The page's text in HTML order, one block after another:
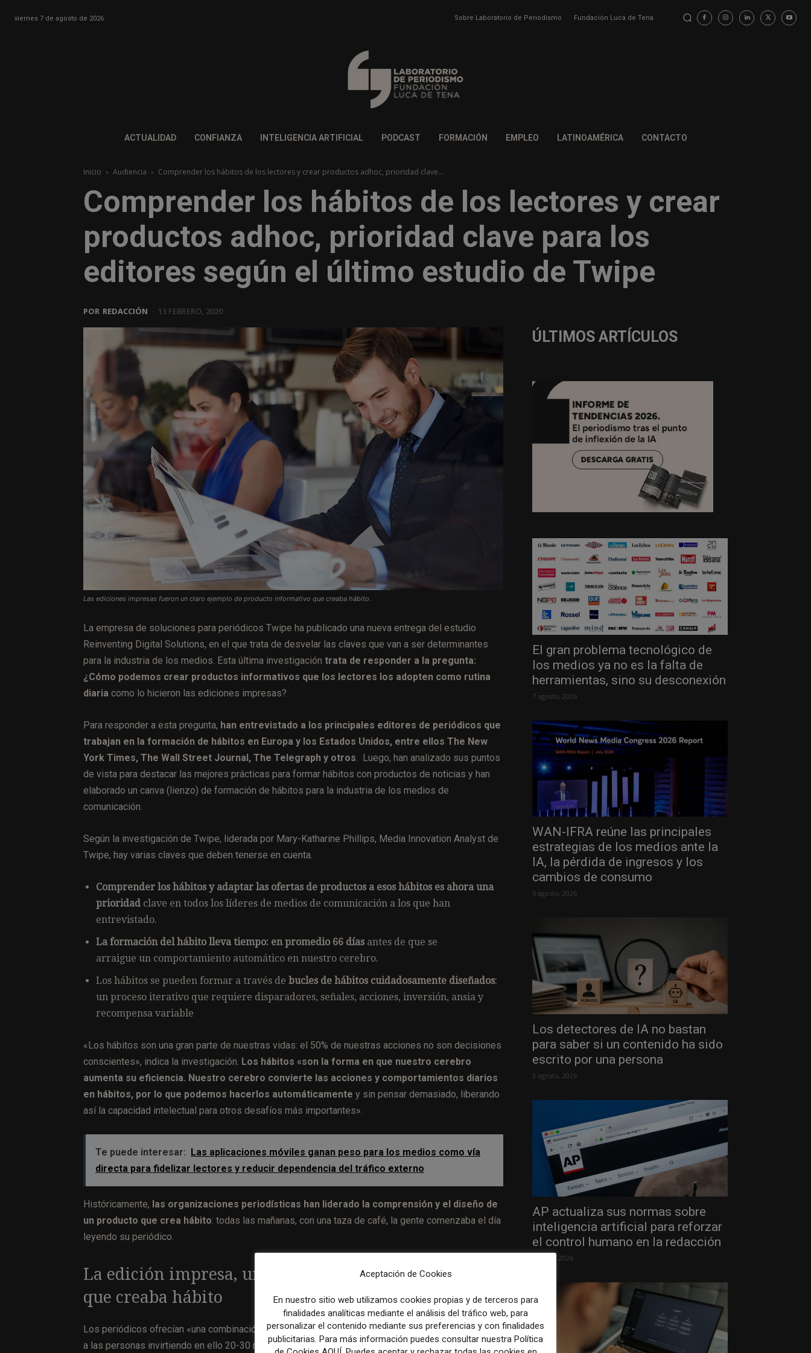
viernes 7 de agosto de 2026 Sobre Laboratorio de Periodismo Fundación Luca de Tena
ACTUALIDAD CONFIANZA INTELIGENCIA ARTIFICIAL PODCAST FORMACIÓN EMPLEO LATINOAMÉRICA CONTACTO
Inicio Audiencia Comprender los hábitos de los lectores y crear productos adhoc, prioridad clave...
Comprender los hábitos de los lectores y crear
productos adhoc, prioridad clave para los
editores según el último estudio de Twipe
POR REDACCIÓN 13 FEBRERO, 2020
Las ediciones impresas fueron un claro ejemplo de producto informativo que creaba hábito.
La empresa de soluciones para periódicos Twipe ha publicado una nueva entrega del estudio
Reinventing Digital Solutions, en el que trata de desvelar las claves que van a ser determinantes
para la industria de los medios. Esta última investigación trata de responder a la pregunta:
¿Cómo podemos crear productos informativos que los lectores los adopten como rutina
diaria como lo hicieron las ediciones impresas?
Para responder a esta pregunta, han entrevistado a los principales editores de periódicos que
trabajan en la formación de hábitos en Europa y los Estados Unidos, entre ellos The New
York Times, The Wall Street Journal, The Telegraph y otros. Luego, han analizado sus puntos
de vista para destacar las mejores prácticas para formar hábitos con productos de noticias y han
elaborado un canva (lienzo) de formación de hábitos para la industria de los medios de
comunicación.
Según la investigación de Twipe, liderada por Mary-Katharine Phillips, Media Innovation Analyst de
Twipe, hay varias claves que deben tenerse en cuenta.
Comprender los hábitos y adaptar las ofertas de productos a esos hábitos es ahora una
prioridad clave en todos los líderes de medios de comunicación a los que han
entrevistado.
La formación del hábito lleva tiempo: en promedio 66 días antes de que se
arraigue un comportamiento automático en nuestro cerebro.
Los hábitos se pueden formar a través de bucles de hábitos cuidadosamente diseñados:
un proceso iterativo que requiere disparadores, señales, acciones, inversión, ansia y
recompensa variable
«Los hábitos son una gran parte de nuestras vidas: el 50% de nuestras acciones no son decisiones
conscientes», indica la investigación. Los hábitos «son la forma en que nuestro cerebro
aumenta su eficiencia. Nuestro cerebro convierte las acciones y comportamientos diarios
en hábitos, por lo que podemos hacerlos automáticamente y sin pensar demasiado, liberando
así la capacidad intelectual para otros desafíos más importantes».
Te puede interesar:
Las aplicaciones móviles ganan peso para los medios como vía
directa para fidelizar lectores y reducir dependencia del tráfico externo
Históricamente, las organizaciones periodísticas han liderado la comprensión y el diseño de
un producto que crea hábito: todas las mañanas, con una taza de café, la gente comenzaba el día
leyendo su periódico.
La edición impresa, un claro ejemplo de producto
que creaba hábito
Los periódicos ofrecían «una combinación estimulante de noticias y entretenimiento que mantenían
a las personas invirtiendo en ello 20-30 minutos de su valioso tiempo todos los días».
ÚLTIMOS ARTÍCULOS
El gran problema tecnológico de
los medios ya no es la falta de
herramientas, sino su desconexión
7 agosto, 2026
WAN-IFRA reúne las principales
estrategias de los medios ante la
IA, la pérdida de ingresos y los
cambios de consumo
5 agosto, 2026
Los detectores de IA no bastan
para saber si un contenido ha sido
escrito por una persona
3 agosto, 2026
AP actualiza sus normas sobre
inteligencia artificial para reforzar
el control humano en la redacción
31 julio, 2026
Aceptación de Cookies
En nuestro sitio web utilizamos cookies propias y de terceros para
finalidades analíticas mediante el análisis del tráfico web, para
personalizar el contenido mediante sus preferencias y con finalidades
publicitarias. Para más información puedes consultar nuestra Política